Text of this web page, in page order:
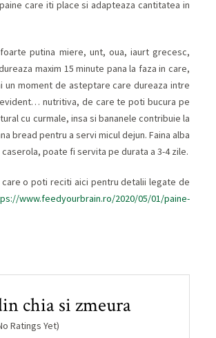
care iti place si adapteaza cantitatea in
putina miere, unt, oua, iaurt grecesc,
maxim 15 minute pana la faza in care,
moment de asteptare care dureaza intre
nutritiva, de care te poti bucura pe
cu curmale, insa si bananele contribuie la
bread pentru a servi micul dejun. Faina alba
poate fi servita pe durata a 3-4 zile.
o poti reciti aici pentru detalii legate de
www.feedyourbrain.ro/2020/05/01/paine-
chia si zmeura
Ratings Yet)